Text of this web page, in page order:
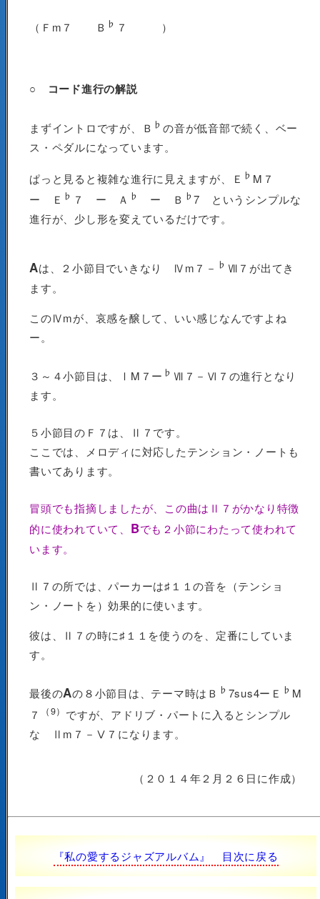
（Ｆm７ Ｂ ♭ ７ ）
○ コード進行の解説
まずイントロですが、Ｂ ♭ の音が低音部で続く、ベー
ス・ペダルになっています。
ぱっと見ると複雑な進行に見えますが、Ｅ ♭ M７
ー Ｅ ♭ ７ ー Ａ ♭ ー Ｂ ♭7 というシンプルな
進行が、少し形を変えているだけです。
Aは、２小節目でいきなり Ⅳm７－ ♭ Ⅶ７が出てき
ます。
このⅣmが、哀感を醸して、いい感じなんですよね
ー。
３～４小節目は、ⅠM７ー ♭ Ⅶ７－Ⅵ７の進行となり
ます。
５小節目のＦ７は、Ⅱ７です。
ここでは、メロディに対応したテンション・ノートも
書いてあります。
冒頭でも指摘しましたが、この曲はⅡ７がかなり特徴
的に使われていて、 Bでも２小節にわたって使われて
います。
Ⅱ７の所では、パーカーは♯１１の音を（テンショ
ン・ノートを）効果的に使います。
彼は、Ⅱ７の時に♯１１を使うのを、定番にしていま
す。
最後のAの８小節目は、テーマ時はＢ ♭ 7sus4ーＥ ♭ M
７
（9） ですが、アドリブ・パートに入るとシンプル
な Ⅱm７－Ⅴ７になります。
（２０１４年２月２６日に作成）
『私の愛するジャズアルバム』 目次に戻る